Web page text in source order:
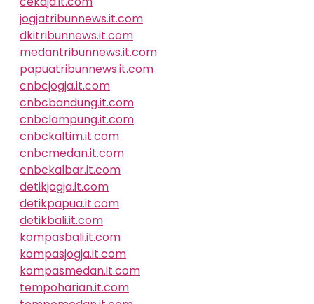
jogjatribunnews.it.com
dkitribunnews.it.com
medantribunnews.it.com
papuatribunnews.it.com
cnbcjogja.it.com
cnbcbandung.it.com
cnbclampung.it.com
cnbckaltim.it.com
cnbcmedan.it.com
cnbckalbar.it.com
detikjogja.it.com
detikpapua.it.com
detikbali.it.com
kompasbali.it.com
kompasjogja.it.com
kompasmedan.it.com
tempoharian.it.com